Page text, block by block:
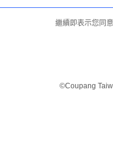
繼續即表示您同
©Coupang